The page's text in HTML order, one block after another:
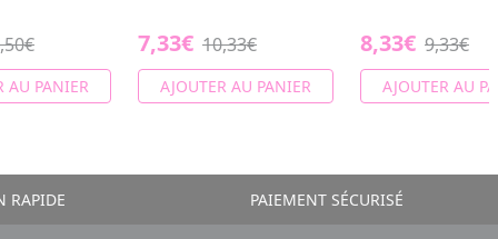
AU PANIER
7,33€ 10,33€
AJOUTER AU PANIER
8,33€ 9,33€
AJOUTER AU
RAPIDE PAIEMENT SÉCURISÉ